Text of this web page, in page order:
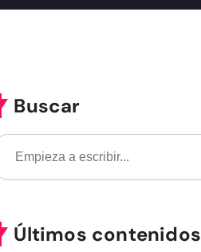
Buscar
Últimos contenidos